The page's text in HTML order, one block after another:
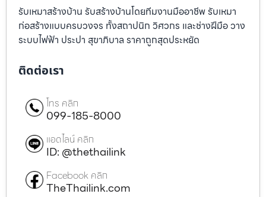
รับเหมาสร้างบ้าน รับสร้างบ้านโดยทีมงานมืออาชีพ รับเหมา
ก่อสร้างแบบครบวงจร ทั้งสถาปนิก วิศวกร และช่างฝีมือ วาง
ระบบไฟฟ้า ประปา สุขาภิบาล ราคาถูกสุดประหยัด
ติดต่อเรา
โทร คลิก
099-185-8000
แอดไลน์ คลิก
ID: @thethailink
Facebook คลิก
TheThailink.com